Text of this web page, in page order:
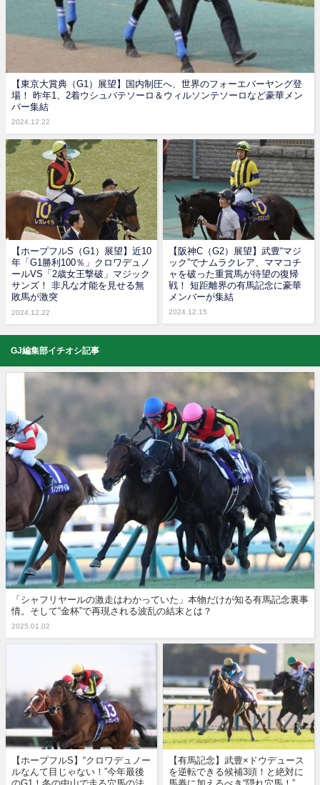
【東京大賞典（G1）展望】国内制圧へ、世界のフォーエバーヤング登
場！ 昨年1、2着ウシュバテソーロ＆ウィルソンテソーロなど豪華メン
バー集結
2024.12.22
【ホープフルS（G1）展望】近10
年「G1勝利100％」クロワデュノ
ールVS「2歳女王撃破」マジック
サンズ！ 非凡な才能を見せる無
敗馬が激突
2024.12.22
【阪神C（G2）展望】武豊“マジ
ック”でナムラクレア、ママコチ
ャを破った重賞馬が待望の復帰
戦！ 短距離界の有馬記念に豪華
メンバーが集結
2024.12.15
GJ編集部イチオシ記事
「シャフリヤールの激走はわかっていた」本物だけが知る有馬記念裏事
情。そして“金杯”で再現される波乱の結末とは？
2025.01.02
【ホープフルS】“クロワデュノー
ルなんて目じゃない！”今年最後
【有馬記念】武豊×ドウデュース
を逆転できる候補3頭！と絶対に